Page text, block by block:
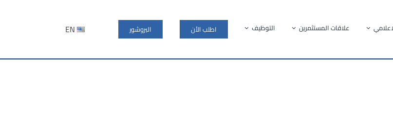
علاقات المستثمرين التوظيف اطلب الأن البروشور EN